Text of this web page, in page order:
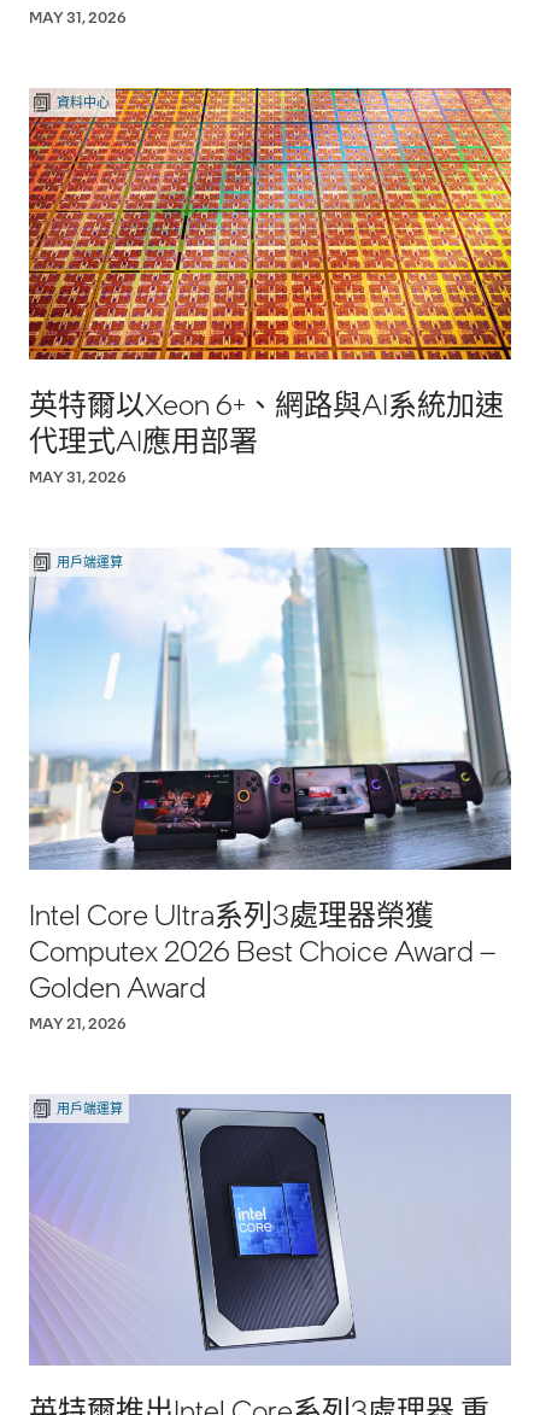
MAY 31, 2026
資料中心
英特爾以Xeon 6+、網路與AI系統加速
代理式AI應用部署
MAY 31, 2026
用戶端運算
Intel Core Ultra系列3處理器榮獲
Computex 2026 Best Choice Award –
Golden Award
MAY 21, 2026
用戶端運算